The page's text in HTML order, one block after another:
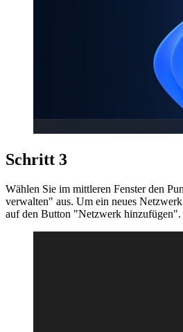
Schritt 3
Wählen Sie im mittleren Fenster den
verwalten" aus. Um ein neues
auf den Button "Netzwerk hinzufügen".